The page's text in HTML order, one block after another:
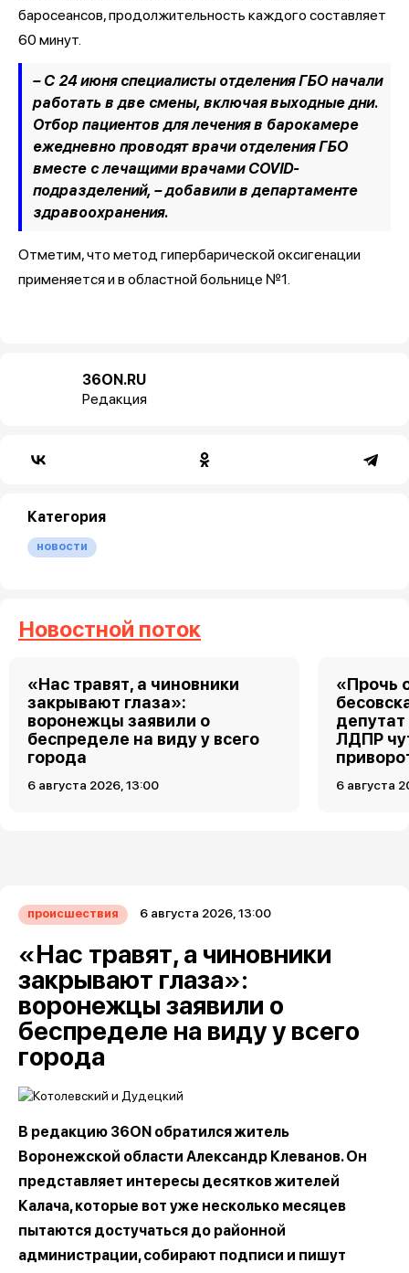
баросеансов, продолжительность каждого составляет
60 минут.
– С 24 июня специалисты отделения ГБО начали
работать в две смены, включая выходные дни.
Отбор пациентов для лечения в барокамере
ежедневно проводят врачи отделения ГБО
вместе с лечащими врачами COVID-
подразделений, – добавили в департаменте
здравоохранения.
Отметим, что метод гипербарической оксигенации
применяется и в областной больнице №1.
36ON.RU
Редакция
Категория
новости
Новостной поток
«Нас травят, а чиновники
закрывают глаза»:
воронежцы заявили о
беспределе на виду у всего
города
6 августа 2026, 13:00
«Прочь
ЛДПР
6 августа
происшествия 6 августа 2026, 13:00
«Нас травят, а чиновники
закрывают глаза»:
воронежцы заявили о
беспределе на виду у всего
города
В редакцию 36ON обратился житель
Воронежской области Александр Клеванов. Он
представляет интересы десятков жителей
Калача, которые вот уже несколько месяцев
пытаются достучаться до районной
администрации, собирают подписи и пишут